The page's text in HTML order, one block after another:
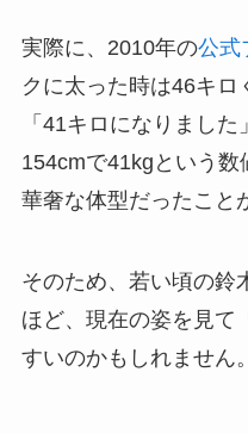
実際に、2010年の公式
クに太った時は46キ
「41キロになりまし
154cmで41kgという数
華奢な体型だったこと
そのため、若い頃の鈴
ほど、現在の姿を見て
すいのかもしれません。